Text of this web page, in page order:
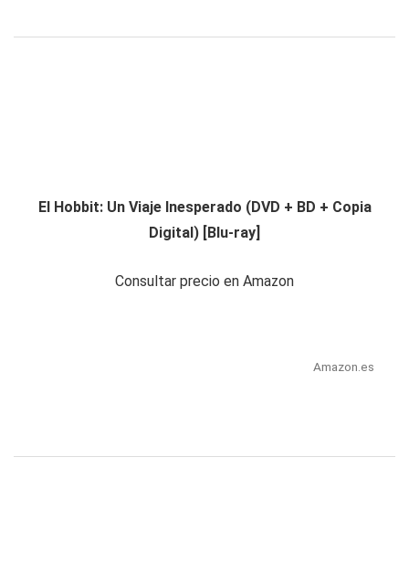
El Hobbit: Un Viaje Inesperado (DVD + BD + Copia
Digital) [Blu-ray]
Consultar precio en Amazon
Amazon.es